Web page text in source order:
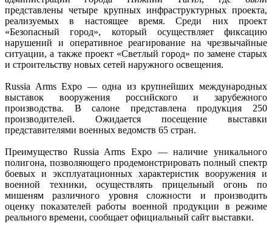
представлены четыре крупных инфраструктурных проекта,
реализуемых в настоящее время. Среди них проект
«Безопасный город», который осуществляет фиксацию
нарушений и оперативное реагирование на чрезвычайные
ситуации, а также проект «Светлый город» по замене старых
и строительству новых сетей наружного освещения.
Russia Arms Expo — одна из крупнейших международных
выставок вооружения российского и зарубежного
производства. В салоне представлена продукция 250
производителей. Ожидается посещение выставки
представителями военных ведомств 65 стран.
Преимущество Russia Arms Expo — наличие уникального
полигона, позволяющего продемонстрировать полный спектр
боевых и эксплуатационных характеристик вооружения и
военной техники, осуществлять прицельный огонь по
мишеням различного уровня сложности и производить
оценку показателей работы военной продукции в режиме
реального времени, сообщает официальный сайт выставки.